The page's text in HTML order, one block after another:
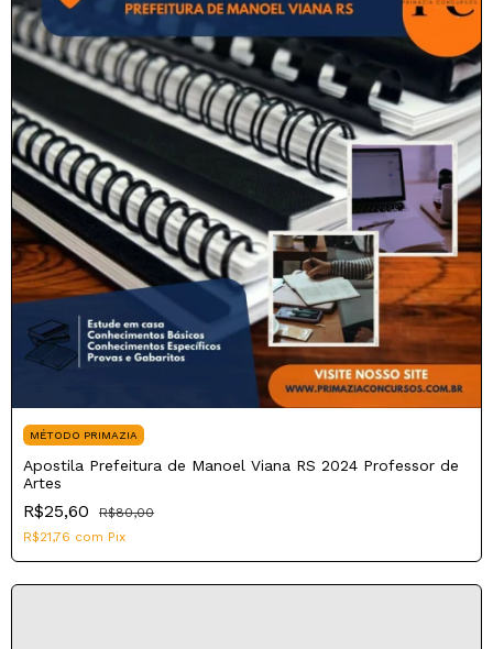
MÉTODO PRIMAZIA
Apostila Prefeitura de Manoel Viana RS 2024 Professor de
Artes
R$25,60
R$80,00
R$21,76 com Pix